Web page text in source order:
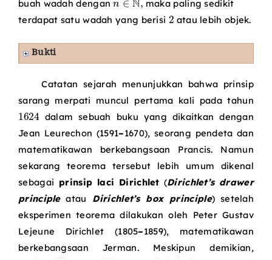
buah wadah dengan
maka paling sedikit
terdapat satu wadah yang berisi
2
atau lebih objek.
Bukti
Catatan sejarah menunjukkan bahwa prinsip
sarang merpati muncul pertama kali pada tahun
1624
dalam sebuah buku yang dikaitkan dengan
Jean Leurechon (1591–1670), seorang pendeta dan
matematikawan berkebangsaan Prancis. Namun
sekarang teorema tersebut lebih umum dikenal
sebagai prinsip laci Dirichlet (Dirichlet’s drawer
principleatau Dirichlet’s box principle) setelah
eksperimen teorema dilakukan oleh Peter Gustav
Lejeune Dirichlet (1805–1859), matematikawan
berkebangsaan Jerman. Meskipun demikian,